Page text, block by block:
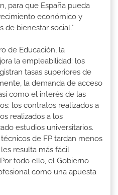
para que España pueda
económico y
de bienestar social."
de Educación, la
la empleabilidad: los
tasas superiores de
la demanda de acceso
como el interés de las
los contratos realizados a
realizados a los
estudios universitarios.
de FP tardan menos
resulta más fácil
todo ello, el Gobierno
como una apuesta